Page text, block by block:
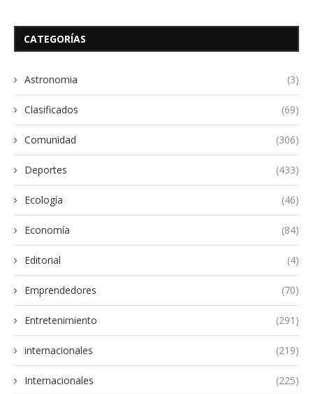
CATEGORÍAS
Astronomia (3)
Clasificados (69)
Comunidad (306)
Deportes (433)
Ecología (46)
Economía (84)
Editorial (4)
Emprendedores (70)
Entretenimiento (291)
internacionales (219)
Internacionales (225)